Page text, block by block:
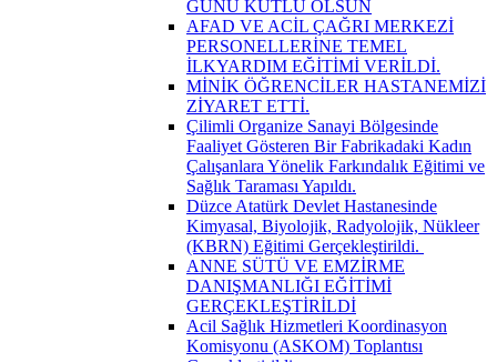
GÜNÜ KUTLU OLSUN
AFAD VE ACİL ÇAĞRI MERKEZİ
PERSONELLERİNE TEMEL
İLKYARDIM EĞİTİMİ VERİLDİ.
MİNİK ÖĞRENCİLER HASTANEMİZİ
ZİYARET ETTİ.
Çilimli Organize Sanayi Bölgesinde
Faaliyet Gösteren Bir Fabrikadaki Kadın
Çalışanlara Yönelik Farkındalık Eğitimi ve
Sağlık Taraması Yapıldı.
Düzce Atatürk Devlet Hastanesinde
Kimyasal, Biyolojik, Radyolojik, Nükleer
(KBRN) Eğitimi Gerçekleştirildi. ​
ANNE SÜTÜ VE EMZİRME
DANIŞMANLIĞI EĞİTİMİ
GERÇEKLEŞTİRİLDİ
Acil Sağlık Hizmetleri Koordinasyon
Komisyonu (ASKOM) Toplantısı